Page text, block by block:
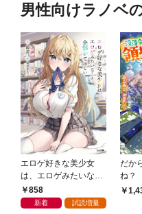
男性向けラノベ
エロゲ好きな美少女
は、エロゲみたいなこ
と全部シてほしい【電
子ＳＳ特典付き】
858
新着 試読増量
だか
ね？
外楽